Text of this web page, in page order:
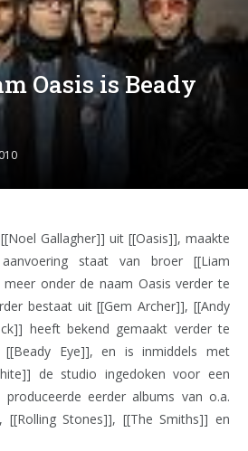
Oasis is Beady
Gallagher]] uit [[Oasis]], maakte
staat van broer [[Liam
meer onder de naam Oasis verder te
bestaat uit [[Gem Archer]], [[Andy
heeft bekend gemaakt verder te
Eye]], en is inmiddels met
de studio ingedoken voor een
eerder albums van o.a.
[[Rolling Stones]], [[The Smiths]] en